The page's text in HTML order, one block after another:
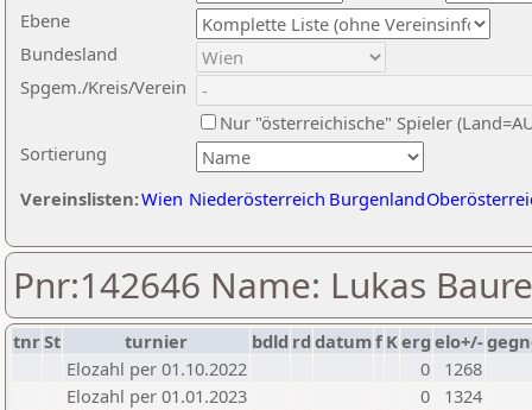
Ebene
Sortierung
Bundesland
Spgem./Kreis/Verein
Nur "österreichische" Spieler
Vereinslisten:Wien Niederösterreich Burgenland
Pnr:142646 Name: Lukas
tnrSt turnier bdld rd datumf Kerg elo+/-
Elozahl per 01.10.2022
0
1268
Elozahl per 01.01.2023
0
1324